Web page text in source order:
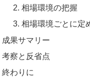
相場環境の把握
相場環境ごとに定
成果サマリー
考察と反省点
終わりに